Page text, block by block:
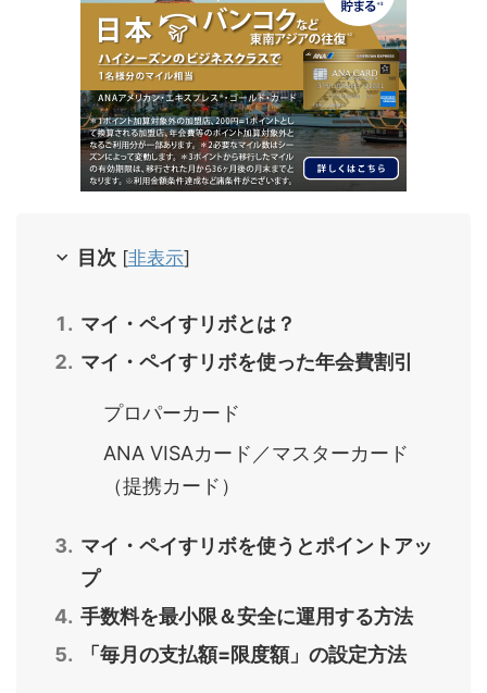
目次 [非表示]
マイ・ペイすリボとは？
マイ・ペイすリボを使った年会費割引
プロパーカード
ANA VISAカード／マスターカード
（提携カード）
マイ・ペイすリボを使うとポイントアッ
プ
手数料を最小限＆安全に運用する方法
「毎月の支払額=限度額」の設定方法